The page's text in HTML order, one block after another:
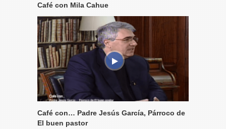
Café con Mila Cahue
Café con… Padre Jesús García, Párroco de
El buen pastor